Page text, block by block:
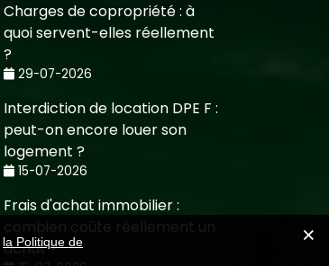
Charges de copropriété : à
quoi servent-elles réellement
?
29-07-2026
Interdiction de location DPE F :
peut-on encore louer son
logement ?
15-07-2026
Frais d'achat immobilier :
combien coûte réellement un
achat ?
la Politique de